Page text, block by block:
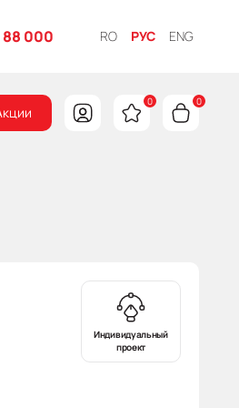
88 000 RO РУС ENG
0 0
Индивидуальный
проект